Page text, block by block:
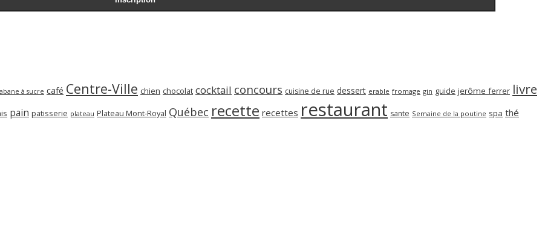
à sucre café Centre-Ville chien chocolat cocktail concours cuisine de rue dessert erable fromage gin guide jerôme ferrer livre
pain patisserie plateau Plateau Mont-Royal Québec recette recettes restaurant sante Semaine de la poutine spa thé